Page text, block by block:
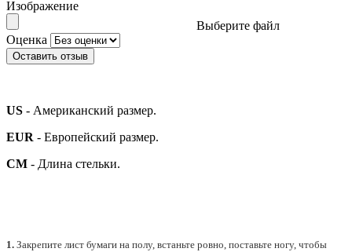
Изображение
Выберите файл
Оценка
Оставить отзыв
US - Американский размер.
EUR - Европейский размер.
СМ - Длина стельки.
1. Закрепите лист бумаги на полу, встаньте ровно, поставьте ногу, чтобы